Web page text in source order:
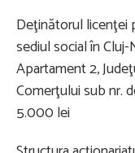
Deţinătorul licenţei
sediul social în
Apartament 2,
Comerţului sub nr.
5.000 lei